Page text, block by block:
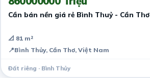
Cần bán nền giá rẻ Bình Thuỷ - Cần Thơ
📐 81 m²
📍Bình Thủy, Cần Thơ, Việt Nam
Đất riêng · Bình Thủy